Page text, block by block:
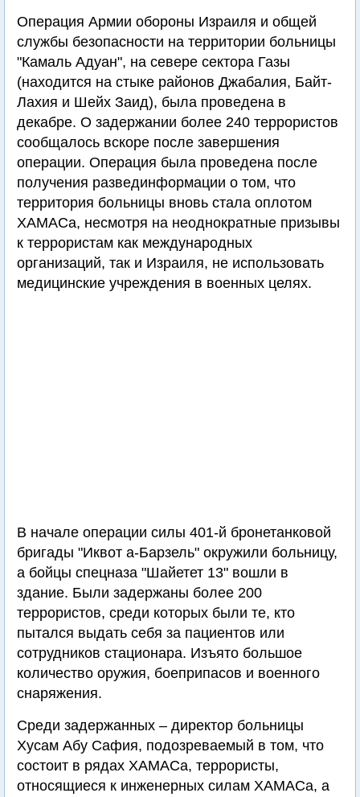
Операция Армии обороны Израиля и общей
службы безопасности на территории больницы
"Камаль Адуан", на севере сектора Газы
(находится на стыке районов Джабалия, Байт-
Лахия и Шейх Заид), была проведена в
декабре. О задержании более 240 террористов
сообщалось вскоре после завершения
операции. Операция была проведена после
получения развединформации о том, что
территория больницы вновь стала оплотом
ХАМАСа, несмотря на неоднократные призывы
к террористам как международных
организаций, так и Израиля, не использовать
медицинские учреждения в военных целях.
В начале операции силы 401-й бронетанковой
бригады "Иквот а-Барзель" окружили больницу,
а бойцы спецназа "Шайетет 13" вошли в
здание. Были задержаны более 200
террористов, среди которых были те, кто
пытался выдать себя за пациентов или
сотрудников стационара. Изъято большое
количество оружия, боеприпасов и военного
снаряжения.
Среди задержанных – директор больницы
Хусам Абу Сафия, подозреваемый в том, что
состоит в рядах ХАМАСа, террористы,
относящиеся к инженерных силам ХАМАСа, а